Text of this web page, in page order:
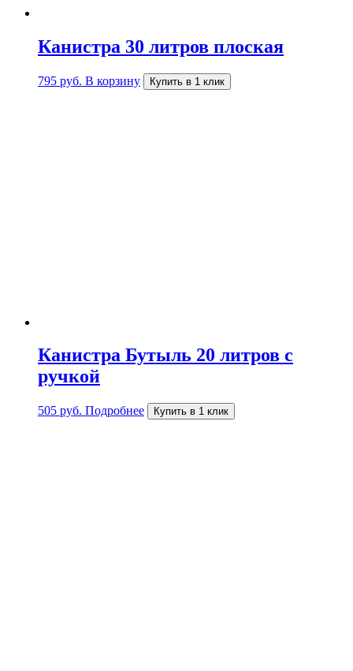
Канистра 30 литров плоская
795 руб. В корзину Купить в 1 клик
Канистра Бутыль 20 литров с
ручкой
505 руб. Подробнее Купить в 1 клик